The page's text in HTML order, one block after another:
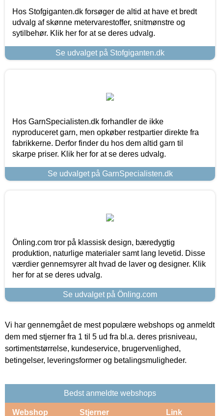
Hos Stofgiganten.dk forsøger de altid at have et bredt
udvalg af skønne metervarestoffer, snitmønstre og
sytilbehør. Klik her for at se deres udvalg.
Se udvalget på Stofgiganten.dk
Hos GarnSpecialisten.dk forhandler de ikke
nyproduceret garn, men opkøber restpartier direkte fra
fabrikkerne. Derfor finder du hos dem altid garn til
skarpe priser. Klik her for at se deres udvalg.
Se udvalget på GarnSpecialisten.dk
Önling.com tror på klassisk design, bæredygtig
produktion, naturlige materialer samt lang levetid. Disse
værdier gennemsyrer alt hvad de laver og designer. Klik
her for at se deres udvalg.
Se udvalget på Önling.com
Vi har gennemgået de mest populære webshops og anmeldt
dem med stjerner fra 1 til 5 ud fra bl.a. deres prisniveau,
sortimentstørrelse, kundeservice, brugervenlighed,
betingelser, leveringsformer og betalingsmuligheder.
Bedst anmeldte webshops
Webshop Stjerner Link